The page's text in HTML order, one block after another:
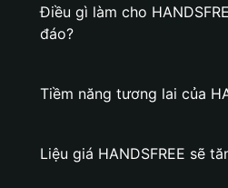
Điều gì làm cho
đáo?
Tiềm năng tương lai của
Liệu giá HANDSFREE sẽ